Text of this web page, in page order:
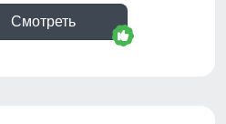
Смотреть